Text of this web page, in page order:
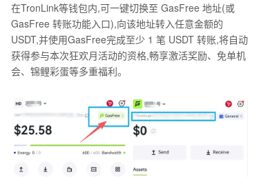
在TronLink等钱包内,可一键切换至 GasFree 地址(或
GasFree 转账功能入口),向该地址转入任意金额的
USDT,并使用GasFree完成至少 1 笔 USDT 转账,将自动
获得参与本次狂欢月活动的资格,畅享激活奖励、免单机
会、锦鲤彩蛋等多重福利。